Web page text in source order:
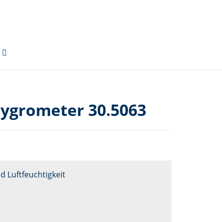
30.5063
Luftfeuchtigkeit